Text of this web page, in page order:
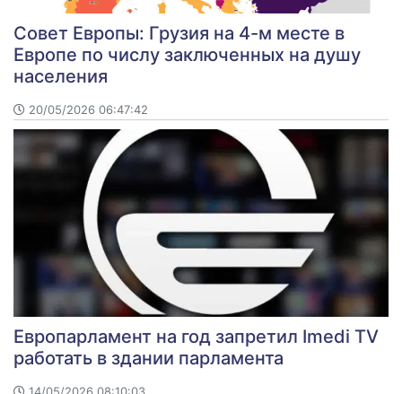
Совет Европы: Грузия на 4-м месте в
Европе по числу заключенных на душу
населения
20/05/2026 06:47:42
Европарламент на год запретил Imedi TV
работать в здании парламента
14/05/2026 08:10:03